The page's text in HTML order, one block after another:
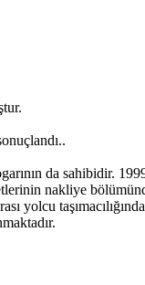
da sahibidir.
nakliye
yolcu